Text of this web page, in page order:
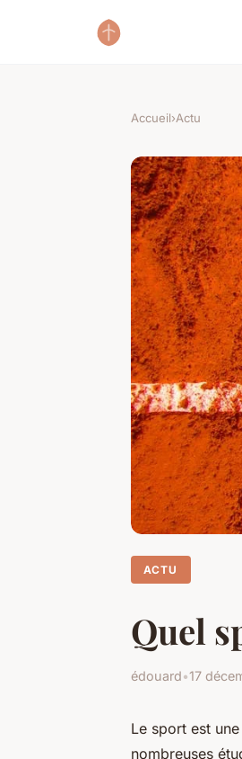
Accueil›Actu
ACTU
Quel
édouard•17
Le sport est
nombreuses